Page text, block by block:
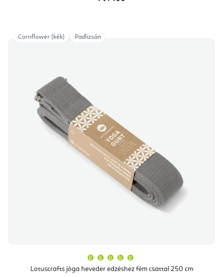
Lotuscrafts jóga heveder edzéshez fém csattal 250 cm
átlagos
értékelése
Cornflower (kék) Padlizsán